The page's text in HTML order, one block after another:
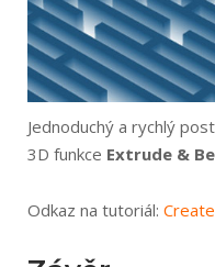
Jednoduchý a rychlý
3D funkce Extrude &
Odkaz na tutoriál: